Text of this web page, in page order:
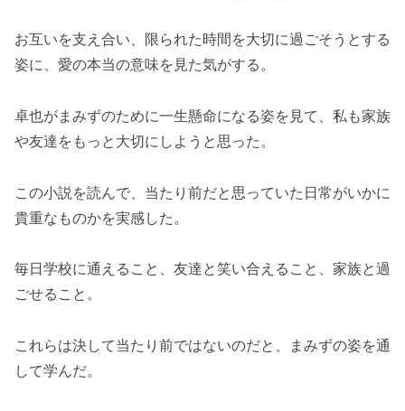
お互いを支え合い、限られた時間を大切に過ごそうとする
姿に、愛の本当の意味を見た気がする。
卓也がまみずのために一生懸命になる姿を見て、私も家族
や友達をもっと大切にしようと思った。
この小説を読んで、当たり前だと思っていた日常がいかに
貴重なものかを実感した。
毎日学校に通えること、友達と笑い合えること、家族と過
ごせること。
これらは決して当たり前ではないのだと、まみずの姿を通
して学んだ。